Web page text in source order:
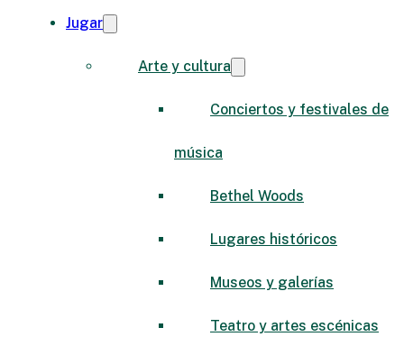
Jugar
Arte y cultura
Conciertos y festivales de
música
Bethel Woods
Lugares históricos
Museos y galerías
Teatro y artes escénicas